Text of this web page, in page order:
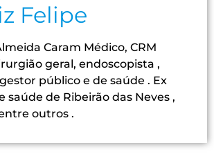
Felipe
Caram Médico, CRM
geral, endoscopista ,
público e de saúde . Ex
saúde de Ribeirão das Neves ,
outros .